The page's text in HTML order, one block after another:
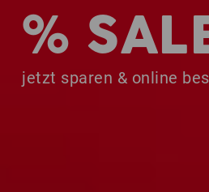
%
jetzt sparen & online